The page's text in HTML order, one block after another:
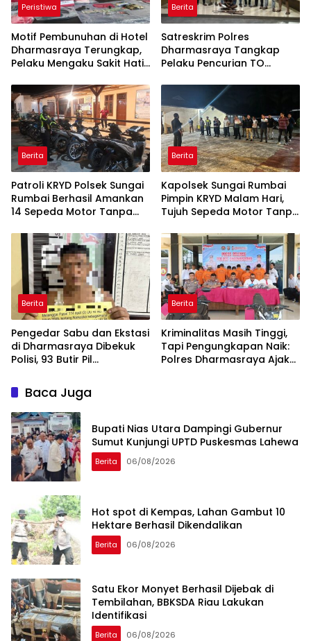
Peristiwa
Motif Pembunuhan di Hotel
Dharmasraya Terungkap,
Pelaku Mengaku Sakit Hati,
Berita
Satreskrim Polres
Dharmasraya Tangkap
Pelaku Pencurian TO
Senjata Api Rakitan Disita
Berita
Patroli KRYD Polsek Sungai
Rumbai Berhasil Amankan
14 Sepeda Motor Tanpa
Sutrisman: Kami Tindak
Demi Keselamatan Warga
Berita
Kapolsek Sungai Rumbai
Pimpin KRYD Malam Hari,
Tujuh Sepeda Motor Tanpa
Berita
Pengedar Sabu dan Ekstasi
di Dharmasraya Dibekuk
Polisi, 93 Butir Pil
Berita
Kriminalitas Masih Tinggi,
Tapi Pengungkapan Naik:
Polres Dharmasraya Ajak
Baca Juga
Bupati Nias Utara Dampingi Gubernur
Sumut Kunjungi UPTD Puskesmas Lahewa
Berita 06/08/2026
Hot spot di Kempas, Lahan Gambut 10
Hektare Berhasil Dikendalikan
Berita 06/08/2026
Satu Ekor Monyet Berhasil Dijebak di
Tembilahan, BBKSDA Riau Lakukan
Identifikasi
Berita 06/08/2026